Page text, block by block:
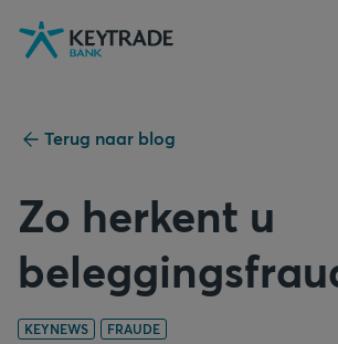
Naar
navigatie
Naar
aanmelden
Naar
inhoud
Terug naar blog
Zo herkent u
KEYNEWS FRAUDE